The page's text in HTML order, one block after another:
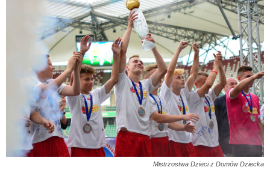
Mistrzostwa Dzieci z Domów Dziecka